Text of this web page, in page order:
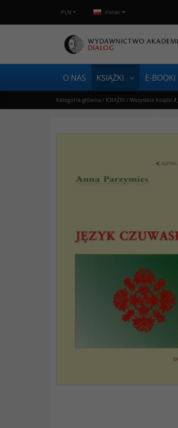
PLN Polski
O NAS KSIĄŻKI E-BOOKI
Kategoria główna / KSIĄŻKI / Wszystkie książki /